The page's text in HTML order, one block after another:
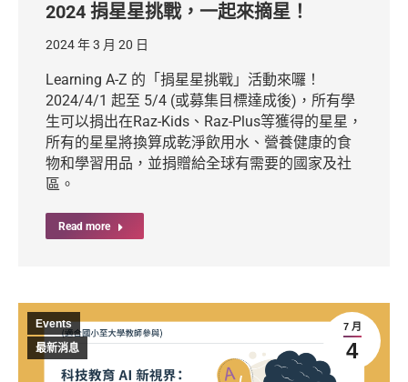
2024 捐星星挑戰，一起來摘星！
2024 年 3 月 20 日
Learning A-Z 的「捐星星挑戰」活動來囉！
2024/4/1 起至 5/4 (或募集目標達成後)，所有學
生可以捐出在Raz-Kids、Raz-Plus等獲得的星星，
所有的星星將換算成乾淨飲用水、營養健康的食
物和學習用品，並捐贈給全球有需要的國家及社
區。
Read more
7 月
4
Events
最新消息